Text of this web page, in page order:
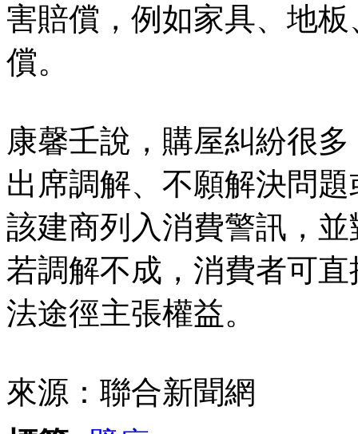
害賠償，例如家具、地
償。
康馨壬說，購屋糾紛很
出席調解、不願解決問
該建商列入消費警訊，
若調解不成，消費者可
法途徑主張權益。
來源：聯合新聞網